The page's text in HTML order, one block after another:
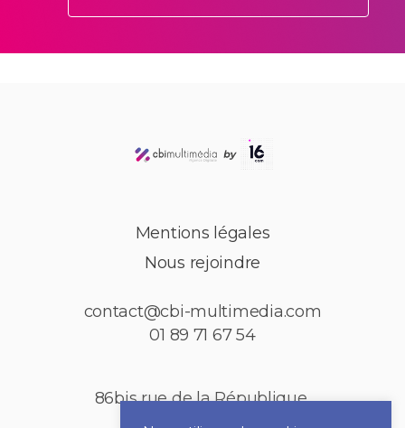
Mentions légales
Nous rejoindre
contact@cbi-multimedia.com
01 89 71 67 54
86bis rue de la République,
92150 Puteaux